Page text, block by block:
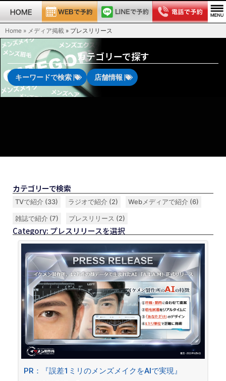
Home » メディア掲載 » プレスリリース
カテゴリーで探す
キーワードで検索 | 店舗情報 |
カテゴリーで検索
TVで紹介 (33) ラジオで紹介 (2) Webメディアで紹介 (6)
雑誌で紹介 (7) プレスリリース (2)
Category: プレスリリースを選択
PR：『誤差1ミリのメンズメイクをAIで実現』